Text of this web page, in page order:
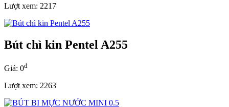
Lượt xem: 2217
Bút chì kin Pentel A255
Giá: 0đ
Lượt xem: 2263